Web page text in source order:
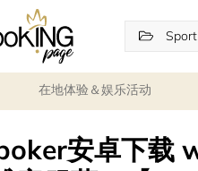
Sport
在地体验＆娱乐活动
安卓下载